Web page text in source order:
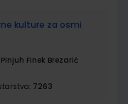
kulture za osmi
Finek Brezarić
7263